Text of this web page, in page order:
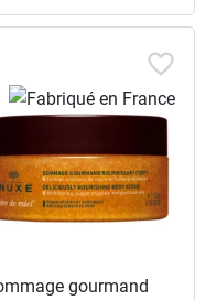
gourmand